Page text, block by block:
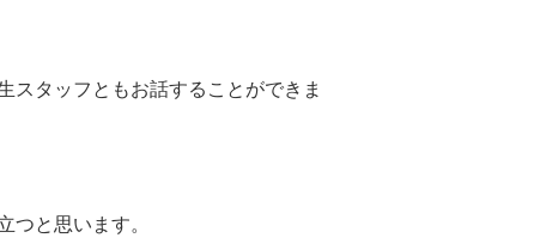
スタッフともお話することができま
と思います。